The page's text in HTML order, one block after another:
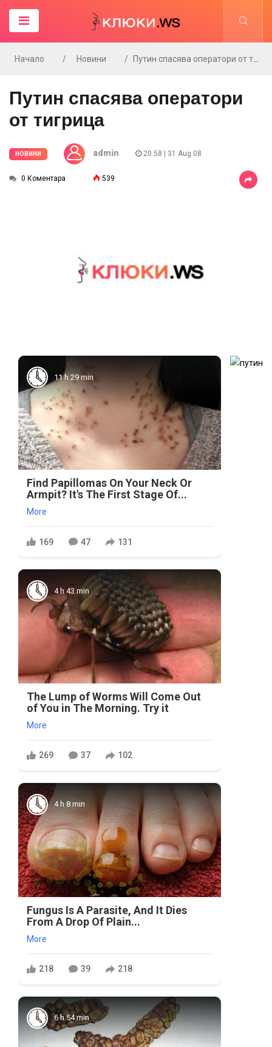
Начало Новини Путин спасява оператори от тигрица
Путин спасява оператори
от тигрица
НОВИНИ admin 20:58 | 31 Aug 08
0 Коментара 539
11 h 29 min
Find Papillomas On Your Neck Or
Armpit? It's The First Stage Of...
More
169 47 131
4 h 43 min
The Lump of Worms Will Come Out
of You in The Morning. Try it
More
269 37 102
4 h 8 min
Fungus Is A Parasite, And It Dies
From A Drop Of Plain...
More
218 39 218
6 h 54 min